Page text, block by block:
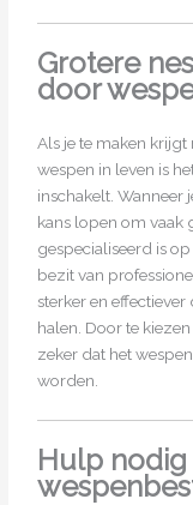
Grotere
door
Als je te maken
wespen in leven is
inschakelt. Wanneer
kans lopen om vaak
gespecialiseerd is
bezit van
sterker en
halen. Door te
zeker dat het
worden.
Hulp